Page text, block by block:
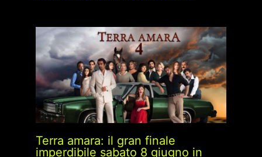
Terra amara: il gran finale
imperdibile sabato 8 giugno in